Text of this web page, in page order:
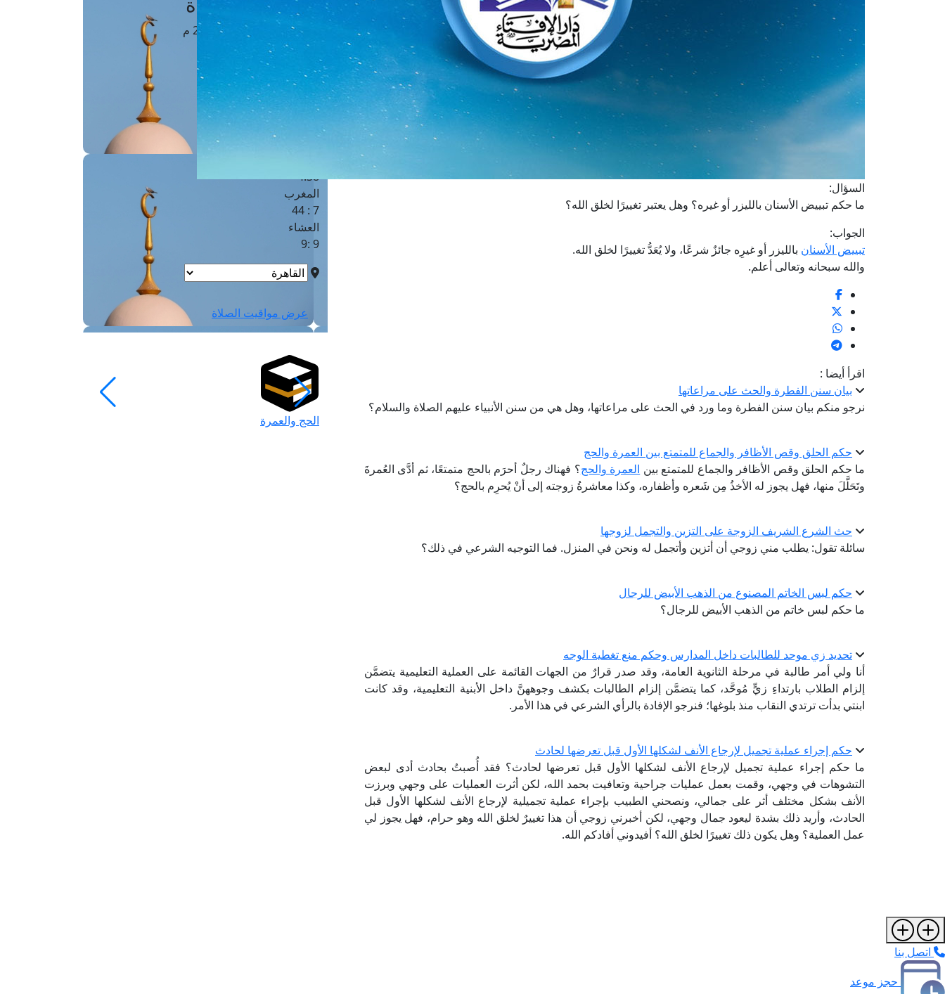
السؤال:
ما حكم تبييض الأسنان بالليزر أو غيره؟ وهل يعتبر تغييرًا لخلق الله؟
الجواب:
تبييض الأسنان بالليزر أو غيرِه جائزٌ شرعًا، ولا يُعَدُّ تغييرًا لخلق الله.
والله سبحانه وتعالى أعلم.
اقرأ أيضا :
بيان سنن الفطرة والحث على مراعاتها
نرجو منكم بيان سنن الفطرة وما ورد في الحث على مراعاتها، وهل هي من سنن الأنبياء عليهم الصلاة والسلام؟
حكم الحلق وقص الأظافر والجماع للمتمتع بين العمرة والحج
ما حكم الحلق وقص الأظافر والجماع للمتمتع بين العمرة والحج؟ فهناك رجلٌ أحرَم بالحج متمتعًا، ثم أدَّى العُمرةَ
وتَحَلَّلَ منها، فهل يجوز له الأخذُ مِن شَعره وأظفاره، وكذا معاشرةُ زوجته إلى أنْ يُحرِم بالحج؟
حث الشرع الشريف الزوجة على التزين والتجمل لزوجها
سائلة تقول: يطلب مني زوجي أن أتزين وأتجمل له ونحن في المنزل. فما التوجيه الشرعي في ذلك؟
حكم لبس الخاتم المصنوع من الذهب الأبيض للرجال
ما حكم لبس خاتم من الذهب الأبيض للرجال؟
تحديد زي موحد للطالبات داخل المدارس وحكم منع تغطية الوجه
أنا ولي أمر طالبة في مرحلة الثانوية العامة، وقد صدر قرارٌ من الجهات القائمة على العملية التعليمية يتضمَّن
إلزام الطلاب بارتداءِ زيٍّ مُوحَّد، كما يتضمَّن إلزام الطالبات بكشف وجوههنَّ داخل الأبنية التعليمية، وقد كانت
ابنتي بدأت ترتدي النقاب منذ بلوغها؛ فنرجو الإفادة بالرأي الشرعي في هذا الأمر.
حكم إجراء عملية تجميل لإرجاع الأنف لشكلها الأول قبل تعرضها لحادث
ما حكم إجراء عملية تجميل لإرجاع الأنف لشكلها الأول قبل تعرضها لحادث؟ فقد أُصبتُ بحادث أدى لبعض
التشوهات في وجهي، وقمت بعمل عمليات جراحية وتعافيت بحمد الله، لكن أثرت العمليات على وجهي وبرزت
الأنف بشكل مختلف أثر على جمالي، ونصحني الطبيب بإجراء عملية تجميلية لإرجاع الأنف لشكلها الأول قبل
الحادث، وأريد ذلك بشدة ليعود جمال وجهي، لكن أخبرني زوجي أن هذا تغييرٌ لخلق الله وهو حرام، فهل يجوز لي
عمل العملية؟ وهل يكون ذلك تغييرًا لخلق الله؟ أفيدوني أفادكم الله.
القاهرة · 07 أغسطس 2026 م
4 :41
الشروق
6 :17
4:38
المغرب
7 : 44
العشاء
9 :9
عرض مواقيت الصلاة
الحج والعمرة
اتصل بنا
حجز موعد